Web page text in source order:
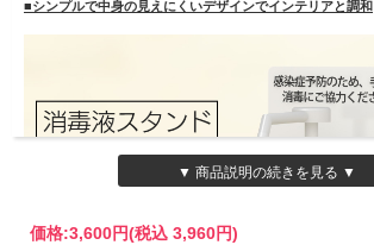
■シンプルで中身の見えにくいデザインでインテリアと調和
▼ 商品説明の続きを見る ▼
価格:3,600円(税込 3,960円)